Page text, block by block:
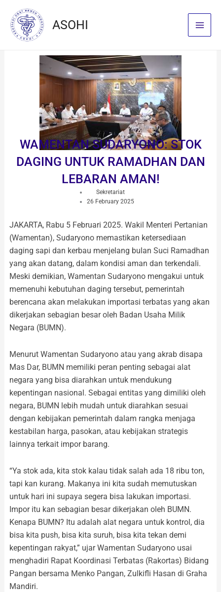
content
ASOHI
WAMENTAN SUDARYONO: STOK
DAGING UNTUK RAMADHAN DAN
LEBARAN AMAN!
Sekretariat
26 February 2025
JAKARTA, Rabu 5 Februari 2025. Wakil Menteri Pertanian
(Wamentan), Sudaryono memastikan ketersediaan
daging sapi dan kerbau menjelang bulan Suci Ramadhan
yang akan datang, dalam kondisi aman dan terkendali.
Meski demikian, Wamentan Sudaryono mengakui untuk
memenuhi kebutuhan daging tersebut, pemerintah
berencana akan melakukan importasi terbatas yang akan
dikerjakan sebagian besar oleh Badan Usaha Milik
Negara (BUMN).
Menurut Wamentan Sudaryono atau yang akrab disapa
Mas Dar, BUMN memiliki peran penting sebagai alat
negara yang bisa diarahkan untuk mendukung
kepentingan nasional. Sebagai entitas yang dimiliki oleh
negara, BUMN lebih mudah untuk diarahkan sesuai
dengan kebijakan pemerintah dalam rangka menjaga
kestabilan harga, pasokan, atau kebijakan strategis
lainnya terkait impor barang.
“Ya stok ada, kita stok kalau tidak salah ada 18 ribu ton,
tapi kan kurang. Makanya ini kita sudah memutuskan
untuk hari ini supaya segera bisa lakukan importasi.
Impor itu kan sebagian besar dikerjakan oleh BUMN.
Kenapa BUMN? Itu adalah alat negara untuk kontrol, dia
bisa kita push, bisa kita suruh, bisa kita tekan demi
kepentingan rakyat,” ujar Wamentan Sudaryono usai
menghadiri Rapat Koordinasi Terbatas (Rakortas) Bidang
Pangan bersama Menko Pangan, Zulkifli Hasan di Graha
Mandiri.